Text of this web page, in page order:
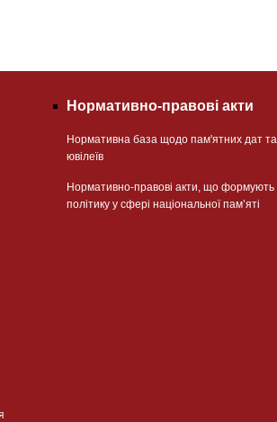
Нормативно-правові акти
Нормативна база щодо пам'ятних дат та
ювілеїв
Нормативно-правові акти, що формують
політику у сфері національної памʼяті